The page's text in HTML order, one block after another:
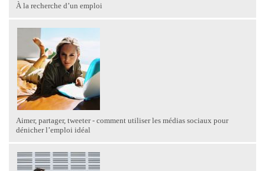
À la recherche d’un emploi
Aimer, partager, tweeter - comment utiliser les médias sociaux pour
dénicher l’emploi idéal